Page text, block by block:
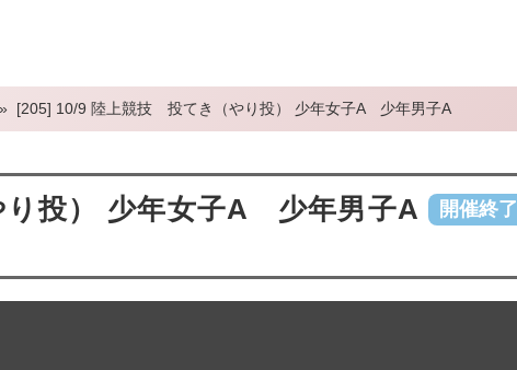
» [205] 10/9 陸上競技 投てき（やり投） 少年女子A 少年男子A
投） 少年女子A 少年男子A 開催終了